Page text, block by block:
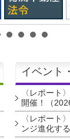
イベント
〈レポート
開催！（
〈レポート
ンジ進化す